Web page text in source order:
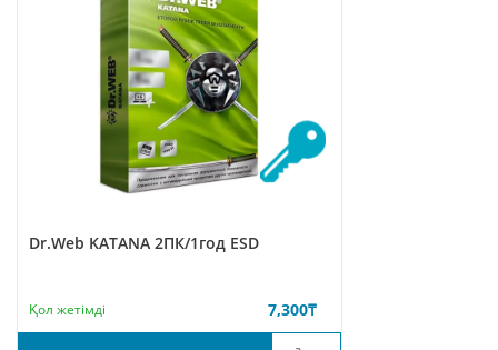
Dr.Web KATANA 2ПК/1год ESD
Қол жетімді 7,300₸